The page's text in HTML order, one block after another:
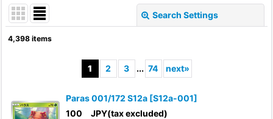
Search Settings
Subcategories
4,398 items
1 2 3 ... 74 next»
Paras 001/172 S12a [S12a-001]
100 JPY(tax excluded)